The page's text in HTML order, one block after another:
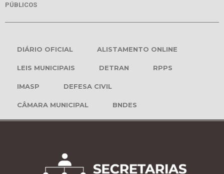
PÚBLICOS
DIÁRIO OFICIAL ALISTAMENTO ONLINE
LEIS MUNICIPAIS DETRAN RPPS
IMASP DEFESA CIVIL
CÂMARA MUNICIPAL BNDES